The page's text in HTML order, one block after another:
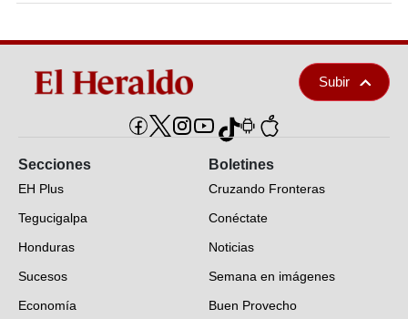
Subir
Secciones
EH Plus
Tegucigalpa
Honduras
Sucesos
Economía
Boletines
Cruzando Fronteras
Conéctate
Noticias
Semana en imágenes
Buen Provecho